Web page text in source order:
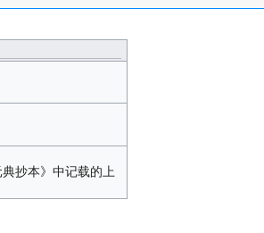
抄本》中记载的上